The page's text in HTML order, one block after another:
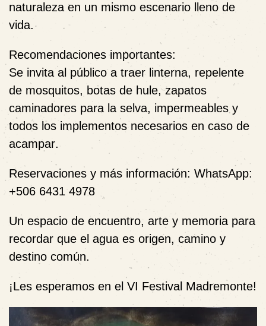
naturaleza en un mismo escenario lleno de
vida.
Recomendaciones importantes:
Se invita al público a traer linterna, repelente
de mosquitos, botas de hule, zapatos
caminadores para la selva, impermeables y
todos los implementos necesarios en caso de
acampar.
Reservaciones y más información: WhatsApp:
+506 6431 4978
Un espacio de encuentro, arte y memoria para
recordar que el agua es origen, camino y
destino común.
¡Les esperamos en el VI Festival Madremonte!